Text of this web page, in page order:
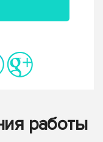
работы